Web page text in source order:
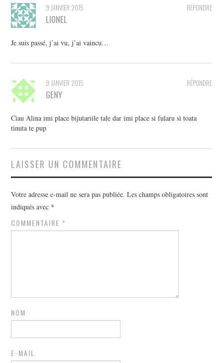
RÉPONDRE
9 JANVIER 2015
LIONEL
Je suis passé, j’ai vu, j’ai vaincu…
RÉPONDRE
9 JANVIER 2015
GENY
Ciau Alina imi place bijutariile tale dar imi place si fularu si toata
tinuta te pup
LAISSER UN COMMENTAIRE
Votre adresse e-mail ne sera pas publiée. Les champs obligatoires sont
indiqués avec *
COMMENTAIRE *
NOM
E-MAIL